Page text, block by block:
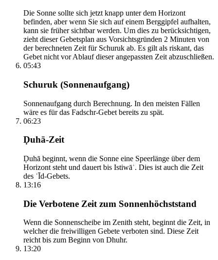
Die Sonne sollte sich jetzt knapp unter dem Horizont
befinden, aber wenn Sie sich auf einem Berggipfel aufhalten,
kann sie früher sichtbar werden. Um dies zu berücksichtigen,
zieht dieser Gebetsplan aus Vorsichtsgründen 2 Minuten von
der berechneten Zeit für Schuruk ab. Es gilt als riskant, das
Gebet nicht vor Ablauf dieser angepassten Zeit abzuschließen.
05:43
Schuruk (Sonnenaufgang)
Sonnenaufgang durch Berechnung. In den meisten Fällen
wäre es für das Fadschr-Gebet bereits zu spät.
06:23
Ḍuhā-Zeit
Ḍuhā beginnt, wenn die Sonne eine Speerlänge über dem
Horizont steht und dauert bis Istiwāʾ. Dies ist auch die Zeit
des ʿĪd-Gebets.
13:16
Die Verbotene Zeit zum Sonnenhöchststand
Wenn die Sonnenscheibe im Zenith steht, beginnt die Zeit, in
welcher die freiwilligen Gebete verboten sind. Diese Zeit
reicht bis zum Beginn von Dhuhr.
13:20